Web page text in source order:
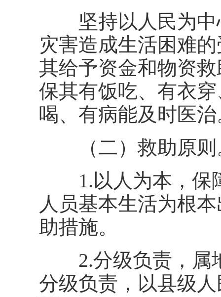
坚持以人民为中
灾害造成生活困难
其给予资金和物资
保其有饭吃、有衣
喝、有病能及时医
（二）救助原则
1.以人为本，保
人员基本生活为根
助措施。
2.分级负责，属
分级负责，以县级